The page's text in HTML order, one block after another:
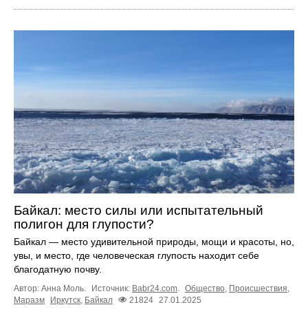
Байкал: место силы или испытательный
полигон для глупости?
Байкал — место удивительной природы, мощи и красоты, но,
увы, и место, где человеческая глупость находит себе
благодатную почву.
Автор: Анна Моль. Источник: Babr24.com. Общество, Происшествия,
Маразм
Иркутск, Байкал 21824 27.01.2025